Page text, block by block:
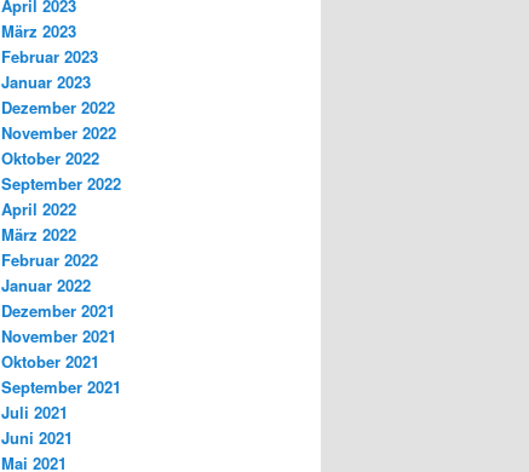
April 2023
März 2023
Februar 2023
Januar 2023
Dezember 2022
November 2022
Oktober 2022
September 2022
April 2022
März 2022
Februar 2022
Januar 2022
Dezember 2021
November 2021
Oktober 2021
September 2021
Juli 2021
Juni 2021
Mai 2021